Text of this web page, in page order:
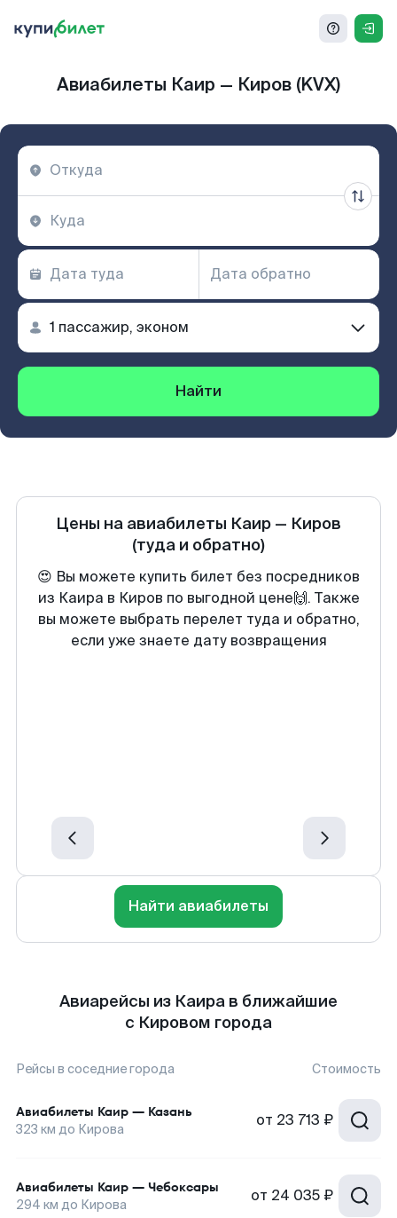
Авиабилеты Каир — Киров (KVX)
Найти
Цены на авиабилеты Каир — Киров
(туда и обратно)
😍 Вы можете купить билет без посредников
из Каира в Киров по выгодной цене🙌. Также
вы можете выбрать перелет туда и обратно,
если уже знаете дату возвращения
Найти авиабилеты
Авиарейсы из Каира в ближайшие
с Кировом города
Рейсы в соседние города Стоимость
Авиабилеты Каир — Казань
323 км до Кирова от 23 713 ₽
Авиабилеты Каир — Чебоксары
294 км до Кирова от 24 035 ₽